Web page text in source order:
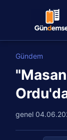
Gündem
genel